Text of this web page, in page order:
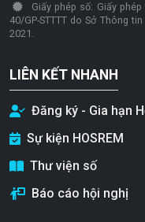
Giấy phép số: Giấy
40/GP-STTTT do Sở Thông
2021.
LIÊN KẾT NHANH
Đăng ký - Gia hạn
Sự kiện HOSREM
Thư viện số
Báo cáo hội nghị